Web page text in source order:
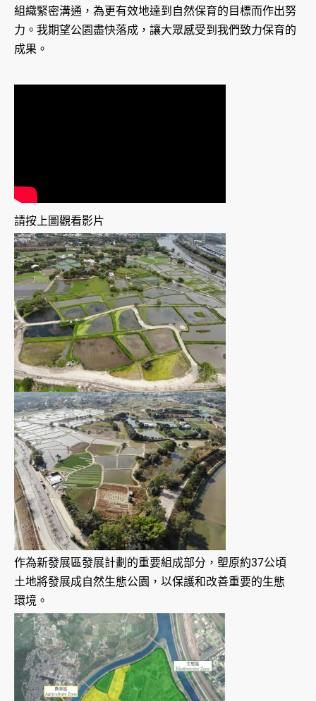
組織緊密溝通，為更有效地達到自然保育的目標而作出努
力。我期望公園盡快落成，讓大眾感受到我們致力保育的
成果。
請按上圖觀看影片
作為新發展區發展計劃的重要組成部分，塱原約37公頃
土地將發展成自然生態公園，以保護和改善重要的生態
環境。